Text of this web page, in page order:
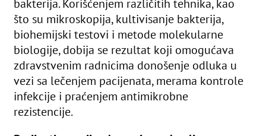
bakterija. Korišćenjem različitih tehnika, kao
što su mikroskopija, kultivisanje bakterija,
biohemijski testovi i metode molekularne
biologije, dobija se rezultat koji omogućava
zdravstvenim radnicima donošenje odluka u
vezi sa lečenjem pacijenata, merama kontrole
infekcije i praćenjem antimikrobne
rezistencije.